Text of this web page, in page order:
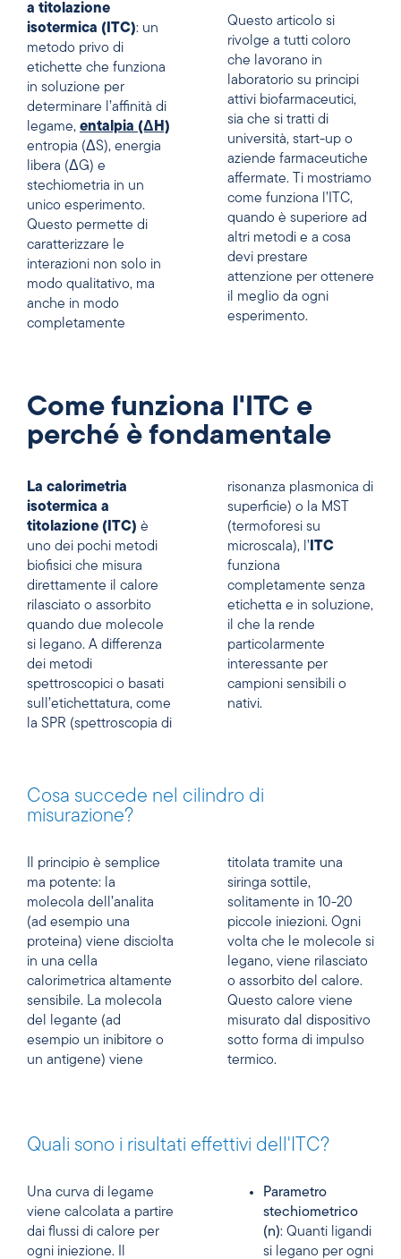
a titolazione
isotermica (ITC): un
metodo privo di
etichette che funziona
in soluzione per
determinare l’affinità di
legame, entalpia (ΔH)
entropia (ΔS), energia
libera (ΔG) e
stechiometria in un
unico esperimento.
Questo permette di
caratterizzare le
interazioni non solo in
modo qualitativo, ma
anche in modo
completamente
Questo articolo si
rivolge a tutti coloro
che lavorano in
laboratorio su principi
attivi biofarmaceutici,
sia che si tratti di
università, start-up o
aziende farmaceutiche
affermate. Ti mostriamo
come funziona l’ITC,
quando è superiore ad
altri metodi e a cosa
devi prestare
attenzione per ottenere
il meglio da ogni
esperimento.
Come funziona l'ITC e
perché è fondamentale
La calorimetria
isotermica a
titolazione (ITC) è
uno dei pochi metodi
biofisici che misura
direttamente il calore
rilasciato o assorbito
quando due molecole
si legano. A differenza
dei metodi
spettroscopici o basati
sull’etichettatura, come
la SPR (spettroscopia di
risonanza plasmonica di
superficie) o la MST
(termoforesi su
microscala), l’ ITC
funziona
completamente senza
etichetta e in soluzione,
il che la rende
particolarmente
interessante per
campioni sensibili o
nativi.
Cosa succede nel cilindro di
misurazione?
Il principio è semplice
ma potente: la
molecola dell’analita
(ad esempio una
proteina) viene disciolta
in una cella
calorimetrica altamente
sensibile. La molecola
del legante (ad
esempio un inibitore o
un antigene) viene
titolata tramite una
siringa sottile,
solitamente in 10-20
piccole iniezioni. Ogni
volta che le molecole si
legano, viene rilasciato
o assorbito del calore.
Questo calore viene
misurato dal dispositivo
sotto forma di impulso
termico.
Quali sono i risultati effettivi dell'ITC?
Una curva di legame
viene calcolata a partire
dai flussi di calore per
ogni iniezione. Il
Parametro
stechiometrico
(n): Quanti ligandi
si legano per ogni